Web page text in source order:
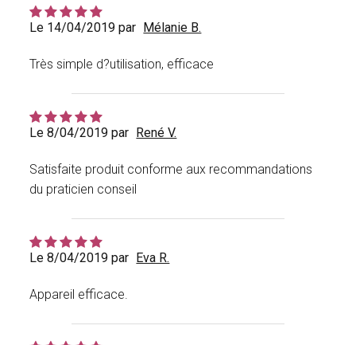
Le 14/04/2019 par Mélanie B.
Très simple d?utilisation, efficace
Le 8/04/2019 par René V.
Satisfaite produit conforme aux recommandations
du praticien conseil
Le 8/04/2019 par Eva R.
Appareil efficace.